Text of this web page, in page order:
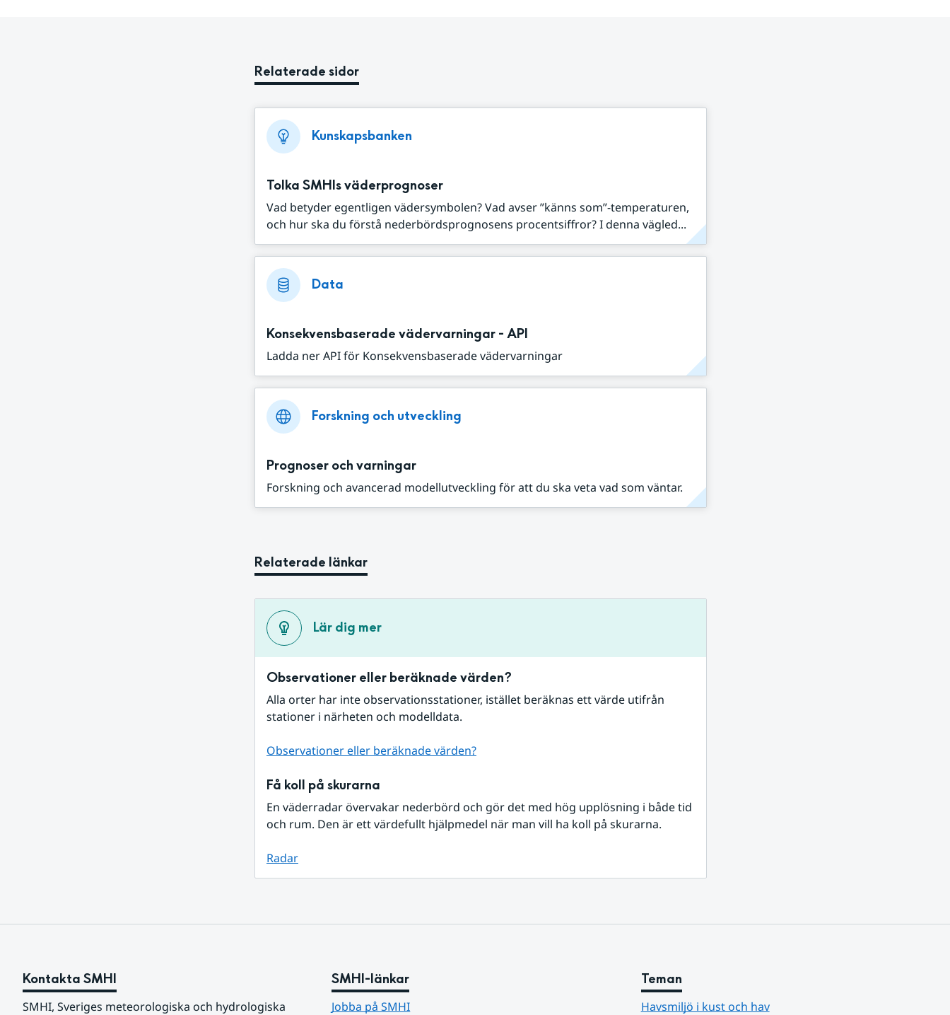
Relaterade sidor
Kunskapsbanken
Tolka SMHIs väderprognoser
Vad betyder egentligen vädersymbolen? Vad avser ”känns som”-temperaturen,
och hur ska du förstå nederbördsprognosens procentsiffror? I denna vägled...
Data
Konsekvensbaserade vädervarningar - API
Ladda ner API för Konsekvensbaserade vädervarningar
Forskning och utveckling
Prognoser och varningar
Forskning och avancerad modellutveckling för att du ska veta vad som väntar.
Relaterade länkar
Lär dig mer
Observationer eller beräknade värden?
Alla orter har inte observationsstationer, istället beräknas ett värde utifrån
stationer i närheten och modelldata.
Observationer eller beräknade värden?
Få koll på skurarna
En väderradar övervakar nederbörd och gör det med hög upplösning i både tid
och rum. Den är ett värdefullt hjälpmedel när man vill ha koll på skurarna.
Radar
Kontakta SMHI
SMHI, Sveriges meteorologiska och hydrologiska
SMHI-länkar
Jobba på SMHI
Teman
Havsmiljö i kust och hav